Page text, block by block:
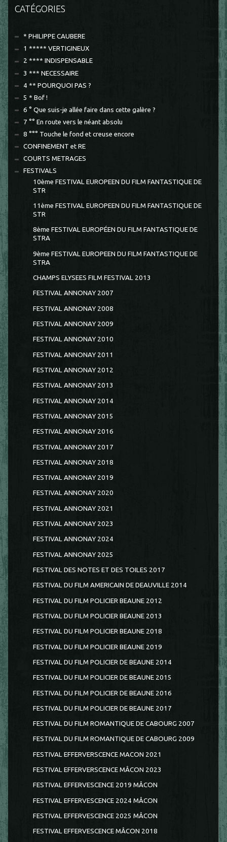
CATÉGORIES
* PHILIPPE CAUBERE
1 ***** VERTIGINEUX
2 **** INDISPENSABLE
3 *** NECESSAIRE
4 ** POURQUOI PAS ?
5 * Bof !
6 ° Que suis-je allée faire dans cette galère ?
7 °° En route vers le néant absolu
8 °°° Touche le fond et creuse encore
CONFINEMENT et RE
COURTS METRAGES
FESTIVALS
10ème FESTIVAL EUROPEEN DU FILM FANTASTIQUE DE
STR
11ème FESTIVAL EUROPEEN DU FILM FANTASTIQUE DE
STR
8ème FESTIVAL EUROPÉEN DU FILM FANTASTIQUE DE
STRA
9ème FESTIVAL EUROPEEN DU FILM FANTASTIQUE DE
STRA
CHAMPS ELYSEES FILM FESTIVAL 2013
FESTIVAL ANNONAY 2007
FESTIVAL ANNONAY 2008
FESTIVAL ANNONAY 2009
FESTIVAL ANNONAY 2010
FESTIVAL ANNONAY 2011
FESTIVAL ANNONAY 2012
FESTIVAL ANNONAY 2013
FESTIVAL ANNONAY 2014
FESTIVAL ANNONAY 2015
FESTIVAL ANNONAY 2016
FESTIVAL ANNONAY 2017
FESTIVAL ANNONAY 2018
FESTIVAL ANNONAY 2019
FESTIVAL ANNONAY 2020
FESTIVAL ANNONAY 2021
FESTIVAL ANNONAY 2023
FESTIVAL ANNONAY 2024
FESTIVAL ANNONAY 2025
FESTIVAL DES NOTES ET DES TOILES 2017
FESTIVAL DU FILM AMERICAIN DE DEAUVILLE 2014
FESTIVAL DU FILM POLICIER BEAUNE 2012
FESTIVAL DU FILM POLICIER BEAUNE 2013
FESTIVAL DU FILM POLICIER BEAUNE 2018
FESTIVAL DU FILM POLICIER BEAUNE 2019
FESTIVAL DU FILM POLICIER DE BEAUNE 2014
FESTIVAL DU FILM POLICIER DE BEAUNE 2015
FESTIVAL DU FILM POLICIER DE BEAUNE 2016
FESTIVAL DU FILM POLICIER DE BEAUNE 2017
FESTIVAL DU FILM ROMANTIQUE DE CABOURG 2007
FESTIVAL DU FILM ROMANTIQUE DE CABOURG 2009
FESTIVAL EFFERVERSCENCE MACON 2021
FESTIVAL EFFERVERSCENCE MÂCON 2023
FESTIVAL EFFERVESCENCE 2019 MÂCON
FESTIVAL EFFERVESCENCE 2024 MÂCON
FESTIVAL EFFERVESCENCE 2025 MÂCON
FESTIVAL EFFERVESCENCE MÂCON 2018